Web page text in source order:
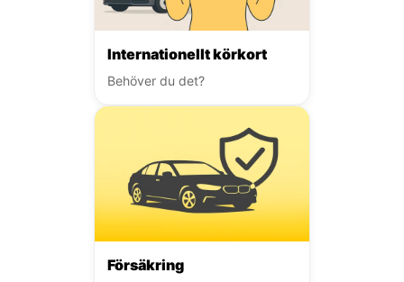
Internationellt körkort
Behöver du det?
Försäkring